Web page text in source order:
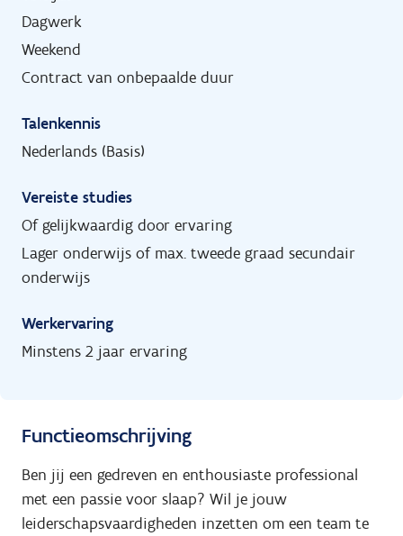
Dagwerk
Weekend
Contract van onbepaalde duur
Talenkennis
Nederlands (Basis)
Vereiste studies
Of gelijkwaardig door ervaring
Lager onderwijs of max. tweede graad secundair
onderwijs
Werkervaring
Minstens 2 jaar ervaring
Functieomschrijving
Ben jij een gedreven en enthousiaste professional
met een passie voor slaap? Wil je jouw
leiderschapsvaardigheden inzetten om een team te